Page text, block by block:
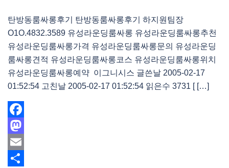
탄방동룸싸롱후기 탄방동룸싸롱후기 하지원팀장
O1O.4832.3589 유성라운딩룸싸롱 유성라운딩룸싸롱추천
유성라운딩룸싸롱가격 유성라운딩룸싸롱문의 유성라운딩
룸싸롱견적 유성라운딩룸싸롱코스 유성라운딩룸싸롱위치
유성라운딩룸싸롱예약 이그니시스 글쓴날 2005-02-17
01:52:54 고친날 2005-02-17 01:52:54 읽은수 3731 [ […]
Facebook
Mastodon
Email